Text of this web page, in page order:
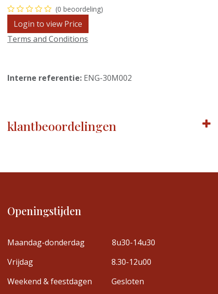
(0 beoordeling)
Login to view Price
Terms and Conditions
Interne referentie: ENG-30M002
klantbeoordelingen
Openingstijden
Maandag-donderdag
8u30-14u30
Vrijdag
8.30-12u00
Weekend & feestdagen
Gesloten